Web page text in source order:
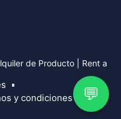
💬
de Producto | Rent a
y condiciones